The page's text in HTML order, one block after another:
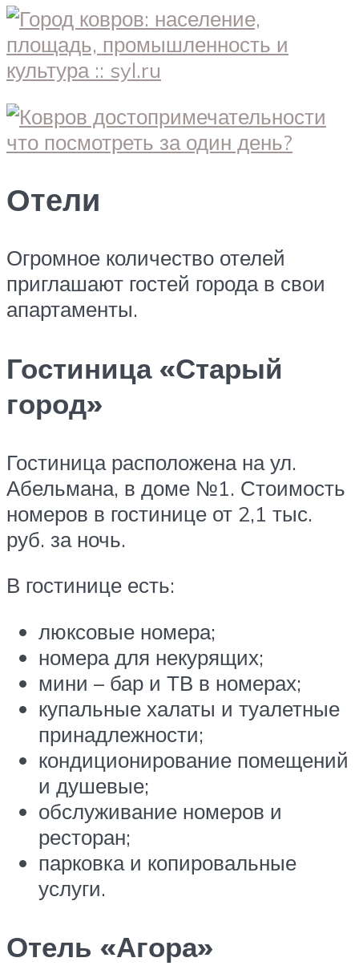
Отели
Огромное количество отелей
приглашают гостей города в свои
апартаменты.
Гостиница «Старый
город»
Гостиница расположена на ул.
Абельмана, в доме №1. Стоимость
номеров в гостинице от 2,1 тыс.
руб. за ночь.
В гостинице есть:
люксовые номера;
номера для некурящих;
мини – бар и ТВ в номерах;
купальные халаты и туалетные
принадлежности;
кондиционирование помещений
и душевые;
обслуживание номеров и
ресторан;
парковка и копировальные
услуги.
Отель «Агора»